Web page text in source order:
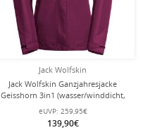
Jack Wolfskin
Jack Wolfskin Ganzjahresjacke
Geisshorn 3in1 (wasser/winddicht,
atmungsaktiv, warm) berryrot
Damen
eUVP: 259,95€
139,90€